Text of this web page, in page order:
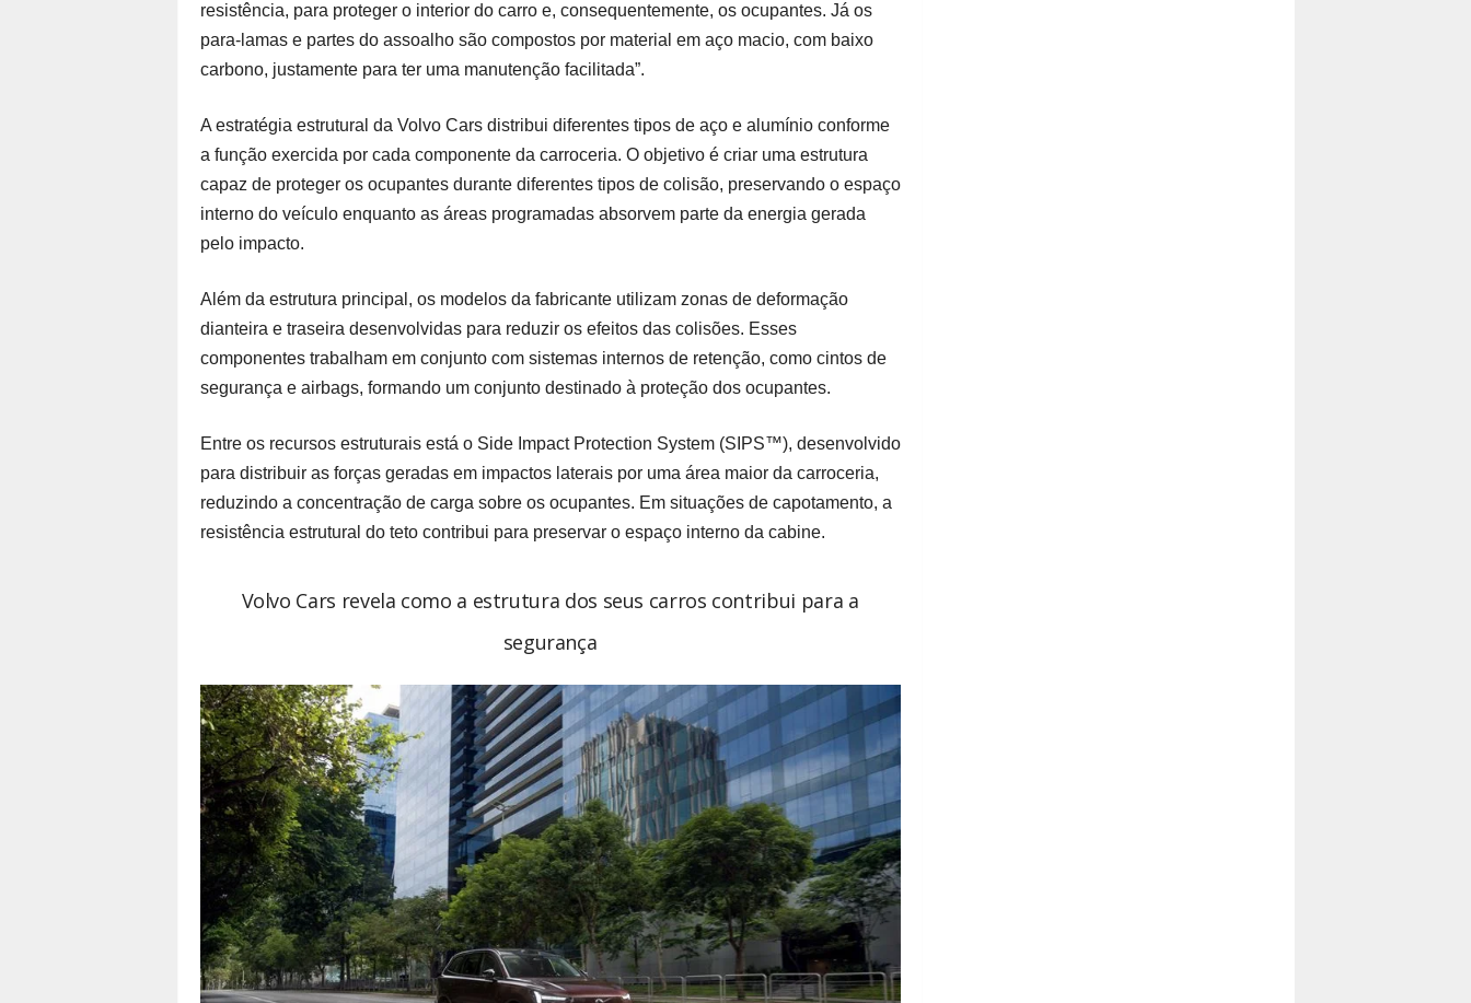
resistência, para proteger o interior do carro e, consequentemente, os ocupantes. Já os
para-lamas e partes do assoalho são compostos por material em aço macio, com baixo
carbono, justamente para ter uma manutenção facilitada”.
A estratégia estrutural da Volvo Cars distribui diferentes tipos de aço e alumínio conforme
a função exercida por cada componente da carroceria. O objetivo é criar uma estrutura
capaz de proteger os ocupantes durante diferentes tipos de colisão, preservando o espaço
interno do veículo enquanto as áreas programadas absorvem parte da energia gerada
pelo impacto.
Além da estrutura principal, os modelos da fabricante utilizam zonas de deformação
dianteira e traseira desenvolvidas para reduzir os efeitos das colisões. Esses
componentes trabalham em conjunto com sistemas internos de retenção, como cintos de
segurança e airbags, formando um conjunto destinado à proteção dos ocupantes.
Entre os recursos estruturais está o Side Impact Protection System (SIPS™), desenvolvido
para distribuir as forças geradas em impactos laterais por uma área maior da carroceria,
reduzindo a concentração de carga sobre os ocupantes. Em situações de capotamento, a
resistência estrutural do teto contribui para preservar o espaço interno da cabine.
Volvo Cars revela como a estrutura dos seus carros contribui para a
segurança